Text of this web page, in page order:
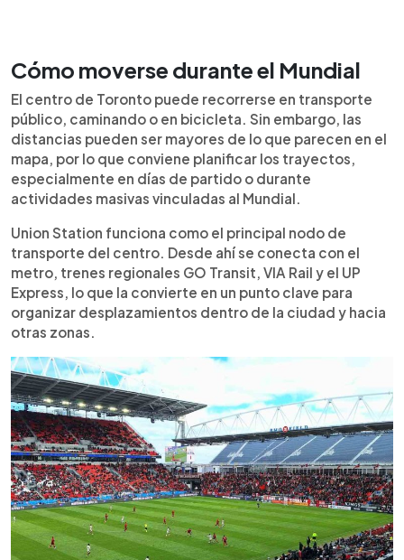
Cómo moverse durante el Mundial
El centro de Toronto puede recorrerse en transporte
público, caminando o en bicicleta. Sin embargo, las
distancias pueden ser mayores de lo que parecen en el
mapa, por lo que conviene planificar los trayectos,
especialmente en días de partido o durante
actividades masivas vinculadas al Mundial.
Union Station funciona como el principal nodo de
transporte del centro. Desde ahí se conecta con el
metro, trenes regionales GO Transit, VIA Rail y el UP
Express, lo que la convierte en un punto clave para
organizar desplazamientos dentro de la ciudad y hacia
otras zonas.